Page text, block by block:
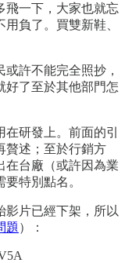
飛一下，大家也就忘
負了。買雙新鞋、
許不能完全照抄，
好了至於其他部門怎
研發上。前面的引
贅述；至於行銷方
在台廠（或許因為業
特別點名。
影片已經下架，所以
題 ）：